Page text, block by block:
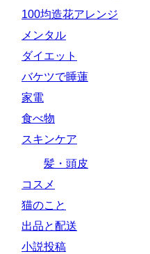
100均造花アレンジ
メンタル
ダイエット
バケツで睡蓮
家電
食べ物
スキンケア
髪・頭皮
コスメ
猫のこと
出品と配送
小説投稿